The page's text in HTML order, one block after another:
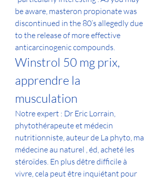
be aware, masteron propionate was
discontinued in the 80’s allegedly due
to the release of more effective
anticarcinogenic compounds.
Winstrol 50 mg prix,
apprendre la
musculation
Notre expert : Dr Eric Lorrain,
phytothérapeute et médecin
nutritionniste, auteur de La phyto, ma
médecine au naturel , éd, acheté les
stéroïdes. En plus dêtre difficile à
vivre, cela peut être inquiétant pour